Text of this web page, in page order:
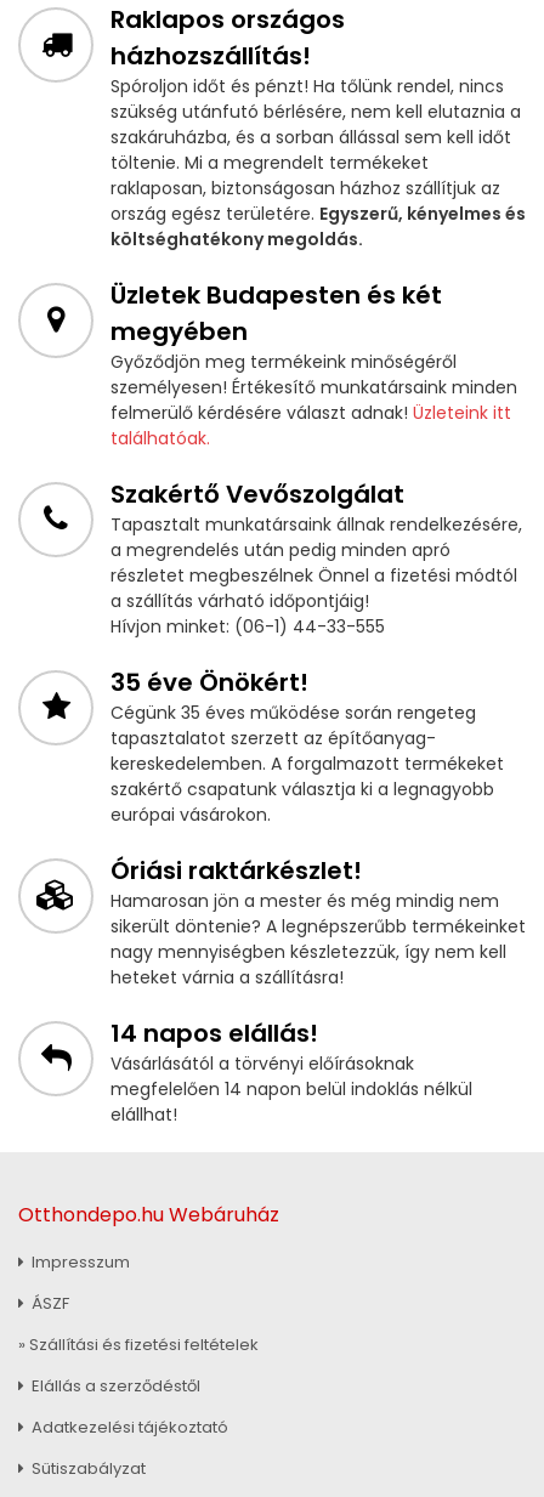
Raklapos országos
házhozszállítás!
Spóroljon időt és pénzt! Ha tőlünk rendel, nincs
szükség utánfutó bérlésére, nem kell elutaznia a
szakáruházba, és a sorban állással sem kell időt
töltenie. Mi a megrendelt termékeket
raklaposan, biztonságosan házhoz szállítjuk az
ország egész területére. Egyszerű, kényelmes és
költséghatékony megoldás.
Üzletek Budapesten és két
megyében
Győződjön meg termékeink minőségéről
személyesen! Értékesítő munkatársaink minden
felmerülő kérdésére választ adnak! Üzleteink itt
találhatóak.
Szakértő Vevőszolgálat
Tapasztalt munkatársaink állnak rendelkezésére,
a megrendelés után pedig minden apró
részletet megbeszélnek Önnel a fizetési módtól
a szállítás várható időpontjáig!
Hívjon minket: (06-1) 44-33-555
35 éve Önökért!
Cégünk 35 éves működése során rengeteg
tapasztalatot szerzett az építőanyag-
kereskedelemben. A forgalmazott termékeket
szakértő csapatunk választja ki a legnagyobb
európai vásárokon.
Óriási raktárkészlet!
Hamarosan jön a mester és még mindig nem
sikerült döntenie? A legnépszerűbb termékeinket
nagy mennyiségben készletezzük, így nem kell
heteket várnia a szállításra!
14 napos elállás!
Vásárlásától a törvényi előírásoknak
megfelelően 14 napon belül indoklás nélkül
elállhat!
Otthondepo.hu Webáruház
Impresszum
ÁSZF
» Szállítási és fizetési feltételek
Elállás a szerződéstől
Adatkezelési tájékoztató
Sütiszabályzat